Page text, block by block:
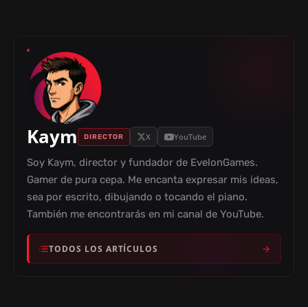
Kaym DIRECTOR X YouTube
Soy Kaym, director y fundador de EvelonGames.
Gamer de pura cepa. Me encanta expresar mis ideas,
sea por escrito, dibujando o tocando el piano.
También me encontrarás en mi canal de YouTube.
TODOS LOS ARTÍCULOS